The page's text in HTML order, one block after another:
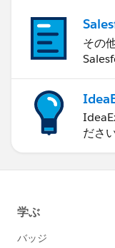
その
ださい